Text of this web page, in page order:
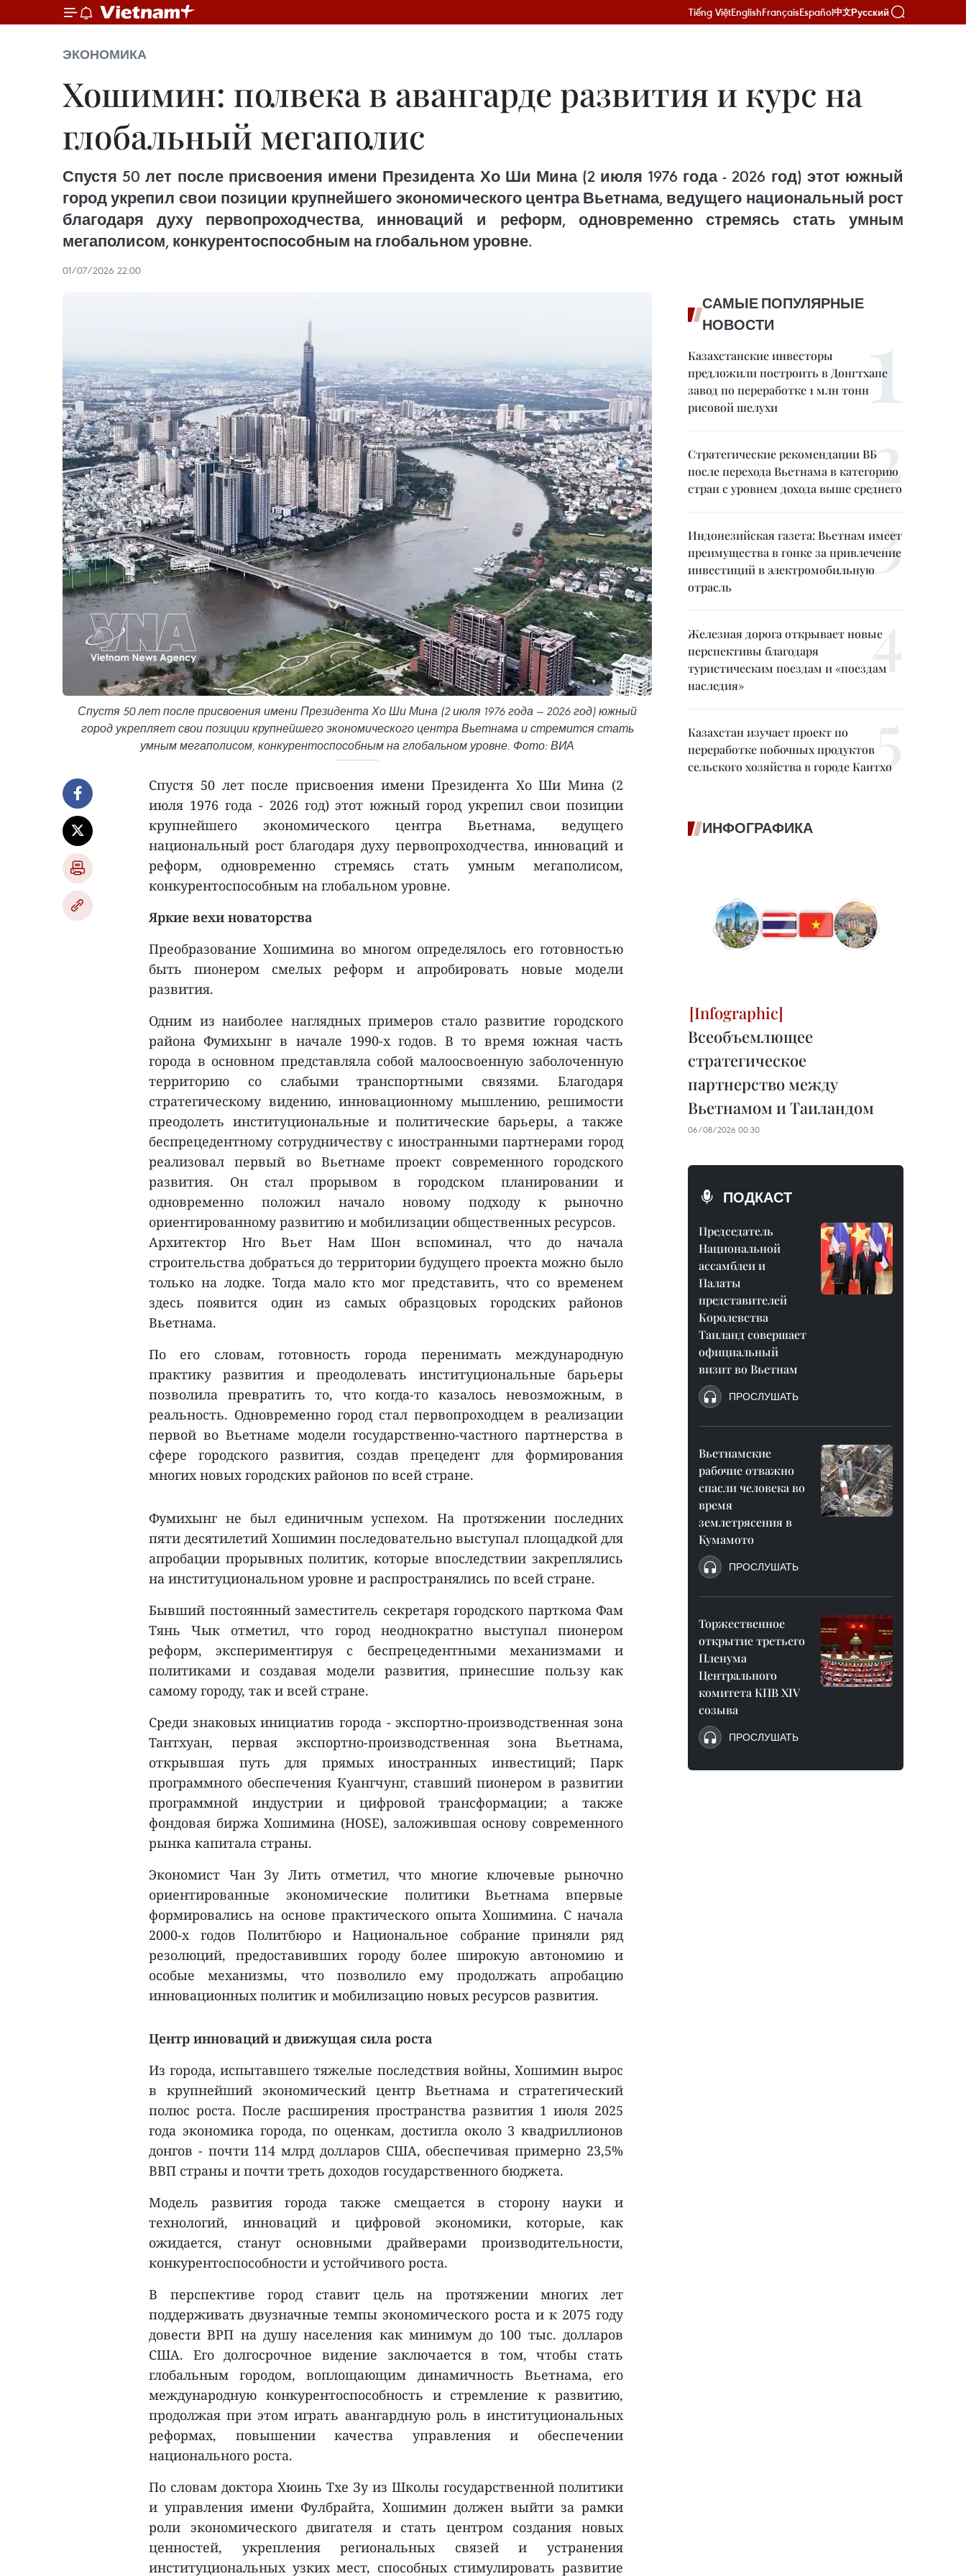
Tiếng ViệtEnglishFrançaisEspañol中文Русский
ЭКОНОМИКА
Хошимин: полвека в авангарде развития и курс на
глобальный мегаполис
Спустя 50 лет после присвоения имени Президента Хо Ши Мина (2 июля 1976 года - 2026 год) этот южный
город укрепил свои позиции крупнейшего экономического центра Вьетнама, ведущего национальный рост
благодаря духу первопроходчества, инноваций и реформ, одновременно стремясь стать умным
мегаполисом, конкурентоспособным на глобальном уровне.
01/07/2026 22:00
Спустя 50 лет после присвоения имени Президента Хо Ши Мина (2 июля 1976 года — 2026 год) южный
город укрепляет свои позиции крупнейшего экономического центра Вьетнама и стремится стать
умным мегаполисом, конкурентоспособным на глобальном уровне. Фото: ВИА
Спустя 50 лет после присвоения имени Президента Хо Ши Мина (2
июля 1976 года - 2026 год) этот южный город укрепил свои позиции
крупнейшего экономического центра Вьетнама, ведущего
национальный рост благодаря духу первопроходчества, инноваций и
реформ, одновременно стремясь стать умным мегаполисом,
конкурентоспособным на глобальном уровне.
Яркие вехи новаторства
Преобразование Хошимина во многом определялось его готовностью
быть пионером смелых реформ и апробировать новые модели
развития.
Одним из наиболее наглядных примеров стало развитие городского
района Фумихынг в начале 1990-х годов. В то время южная часть
города в основном представляла собой малоосвоенную заболоченную
территорию со слабыми транспортными связями. Благодаря
стратегическому видению, инновационному мышлению, решимости
преодолеть институциональные и политические барьеры, а также
беспрецедентному сотрудничеству с иностранными партнерами город
реализовал первый во Вьетнаме проект современного городского
развития. Он стал прорывом в городском планировании и
одновременно положил начало новому подходу к рыночно
ориентированному развитию и мобилизации общественных ресурсов.
Архитектор Нго Вьет Нам Шон вспоминал, что до начала
строительства добраться до территории будущего проекта можно было
только на лодке. Тогда мало кто мог представить, что со временем
здесь появится один из самых образцовых городских районов
Вьетнама.
По его словам, готовность города перенимать международную
практику развития и преодолевать институциональные барьеры
позволила превратить то, что когда-то казалось невозможным, в
реальность. Одновременно город стал первопроходцем в реализации
первой во Вьетнаме модели государственно-частного партнерства в
сфере городского развития, создав прецедент для формирования
многих новых городских районов по всей стране.
Фумихынг не был единичным успехом. На протяжении последних
пяти десятилетий Хошимин последовательно выступал площадкой для
апробации прорывных политик, которые впоследствии закреплялись
на институциональном уровне и распространялись по всей стране.
Бывший постоянный заместитель секретаря городского парткома Фам
Тянь Чык отметил, что город неоднократно выступал пионером
реформ, экспериментируя с беспрецедентными механизмами и
политиками и создавая модели развития, принесшие пользу как
самому городу, так и всей стране.
Среди знаковых инициатив города - экспортно-производственная зона
Тантхуан, первая экспортно-производственная зона Вьетнама,
открывшая путь для прямых иностранных инвестиций; Парк
программного обеспечения Куангчунг, ставший пионером в развитии
программной индустрии и цифровой трансформации; а также
фондовая биржа Хошимина (HOSE), заложившая основу современного
рынка капитала страны.
Экономист Чан Зу Лить отметил, что многие ключевые рыночно
ориентированные экономические политики Вьетнама впервые
формировались на основе практического опыта Хошимина. С начала
2000-х годов Политбюро и Национальное собрание приняли ряд
резолюций, предоставивших городу более широкую автономию и
особые механизмы, что позволило ему продолжать апробацию
инновационных политик и мобилизацию новых ресурсов развития.
Центр инноваций и движущая сила роста
Из города, испытавшего тяжелые последствия войны, Хошимин вырос
в крупнейший экономический центр Вьетнама и стратегический
полюс роста. После расширения пространства развития 1 июля 2025
года экономика города, по оценкам, достигла около 3 квадриллионов
донгов - почти 114 млрд долларов США, обеспечивая примерно 23,5%
ВВП страны и почти треть доходов государственного бюджета.
Модель развития города также смещается в сторону науки и
технологий, инноваций и цифровой экономики, которые, как
ожидается, станут основными драйверами производительности,
конкурентоспособности и устойчивого роста.
В перспективе город ставит цель на протяжении многих лет
поддерживать двузначные темпы экономического роста и к 2075 году
довести ВРП на душу населения как минимум до 100 тыс. долларов
США. Его долгосрочное видение заключается в том, чтобы стать
глобальным городом, воплощающим динамичность Вьетнама, его
международную конкурентоспособность и стремление к развитию,
продолжая при этом играть авангардную роль в институциональных
реформах, повышении качества управления и обеспечении
национального роста.
По словам доктора Хюинь Тхе Зу из Школы государственной политики
и управления имени Фулбрайта, Хошимин должен выйти за рамки
роли экономического двигателя и стать центром создания новых
ценностей, укрепления региональных связей и устранения
институциональных узких мест, способных стимулировать развитие
САМЫЕ ПОПУЛЯРНЫЕ
НОВОСТИ
Казахстанские инвесторы
предложили построить в Донгтхапе
завод по переработке 1 млн тонн
рисовой шелухи
Стратегические рекомендации ВБ
после перехода Вьетнама в категорию
стран с уровнем дохода выше среднего
Индонезийская газета: Вьетнам имеет
преимущества в гонке за привлечение
инвестиций в электромобильную
отрасль
Железная дорога открывает новые
перспективы благодаря
туристическим поездам и «поездам
наследия»
Казахстан изучает проект по
переработке побочных продуктов
сельского хозяйства в городе Кантхо
ИНФОГРАФИКА
Всеобъемлющее
стратегическое
партнерство между
Вьетнамом и Таиландом
06/08/2026 00:30
ПОДКАСТ
Председатель
Национальной
ассамблеи и
Палаты
представителей
Королевства
Таиланд совершает
официальный
визит во Вьетнам
ПРОСЛУШАТЬ
Вьетнамские
рабочие отважно
спасли человека во
время
землетрясения в
Кумамото
ПРОСЛУШАТЬ
Торжественное
открытие третьего
Пленума
Центрального
комитета КПВ XIV
созыва
ПРОСЛУШАТЬ